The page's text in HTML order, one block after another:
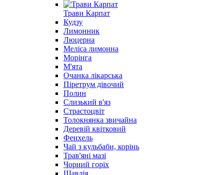
Трави Карпат
Кудзу
Лимонник
Люцерна
Меліса лимонна
Морінга
М'ята
Очанка лікарська
Піретрум дівочий
Полин
Слизький в'яз
Страстоцвіт
Толокнянка звичайна
Деревій квітковий
Фенхель
Чай з кульбаби, корінь
Трав'яні мазі
Чорний горіх
Шавлія